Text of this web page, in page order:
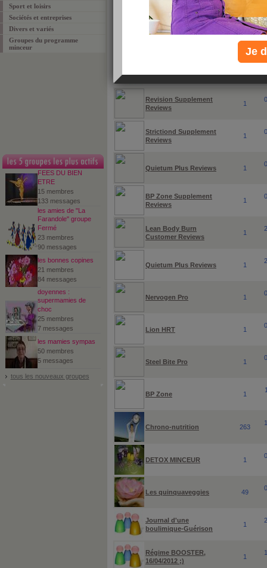
Sport et loisirs
Sociétés et entreprises
Divers et variés
Groupes du programme
minceur
FEES DU BIEN
ETRE
15 membres
133 messages
les amies de "La
Farandole" groupe
Fermé
23 membres
90 messages
les bonnes copines
21 membres
84 messages
doyennes :
supermamies de
choc
25 membres
7 messages
les mamies sympas
50 membres
5 messages
tous les nouveaux groupes
membres
Revision Supplement
Reviews
1
Strictiond Supplement
Reviews
1
Quietum Plus Reviews 1
BP Zone Supplement
Reviews
1
Lean Body Burn
Customer Reviews
1
Quietum Plus Reviews 1
Nervogen Pro 1
Lion HRT 1
Steel Bite Pro 1
BP Zone 1
Chrono-nutrition 263
DETOX MINCEUR 1
Les quinquaveggies 49
Journal d'une
boulimique-Guérison
1
Régime BOOSTER,
16/04/2012 ;)
1
Je